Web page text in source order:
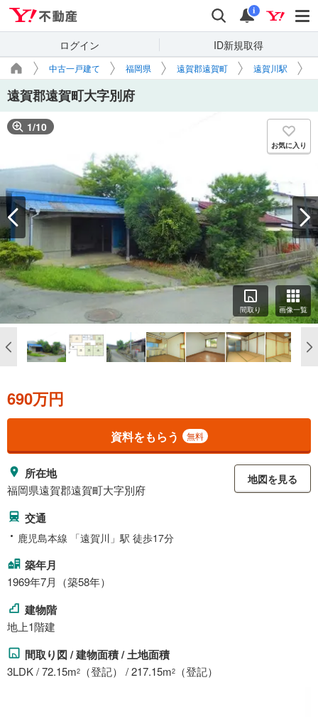
検索 通知
i
ログイン ID新規取得
中古一戸建て 福岡県 遠賀郡遠賀町 遠賀川駅
遠賀郡遠賀町大字別府
1/10
お気に入り
間取り 画像一覧
690万円
資料をもらう 無料
所在地
福岡県遠賀郡遠賀町大字別府
地図を見る
交通
鹿児島本線 「遠賀川」駅 徒歩17分
築年月
1969年7月（築58年）
建物階
地上1階建
間取り図 / 建物面積 / 土地面積
3LDK / 72.15m2 （登記） / 217.15m2 （登記）